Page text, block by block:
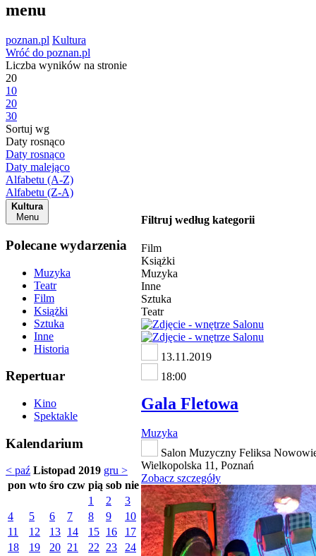
menu
poznan.pl Kultura
Wróć do poznan.pl
Liczba wyników na stronie
20
10
20
30
Sortuj wg
Daty rosnąco
Daty rosnąco
Daty malejąco
Alfabetu (A-Z)
Alfabetu (Z-A)
Kultura
Menu
Polecane wydarzenia
Muzyka
Teatr
Film
Książki
Sztuka
Inne
Historia
Repertuar
Kino
Spektakle
Kalendarium
< paź Listopad 2019 gru >
pon wto śro czw pią sob nie
1
2
3
4
5 6 7 8 9
10
11
12 13 14 15 16
17
18
19 20 21 22 23
24
Filtruj według kategorii
Film
Książki
Muzyka
Inne
Sztuka
Teatr
13.11.2019
18:00
Gala Fletowa
Muzyka
Salon Muzyczny Feliksa
Wielkopolska 11, Poznań
Zobacz szczegóły